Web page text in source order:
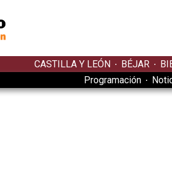
CASTILLA Y LEÓN BÉJAR
Programación